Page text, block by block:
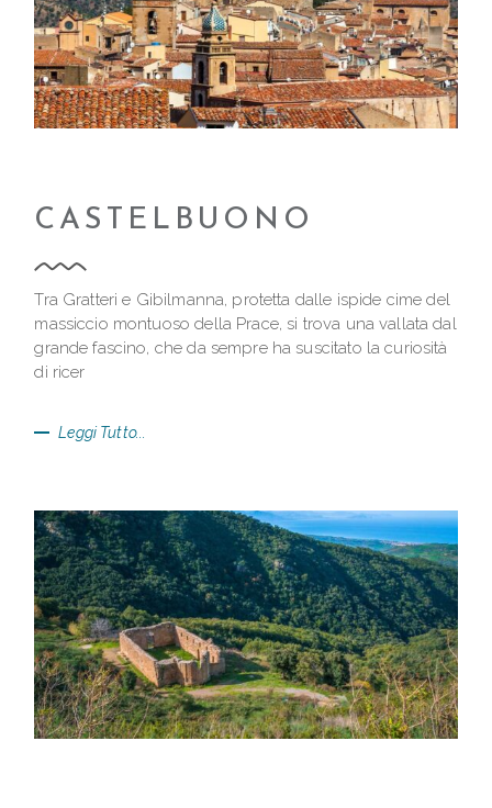
CASTELBUONO
Tra Gratteri e Gibilmanna, protetta dalle ispide cime del
massiccio montuoso della Prace, si trova una vallata dal
grande fascino, che da sempre ha suscitato la curiosità
di ricer
Leggi Tutto...